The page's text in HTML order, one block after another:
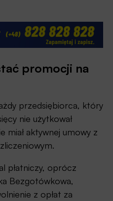
promocji na
przedsiębiorca, który
nie użytkował
miał aktywnej umowy z
płatniczy, oprócz
Bezgotówkowa,
z opłat za